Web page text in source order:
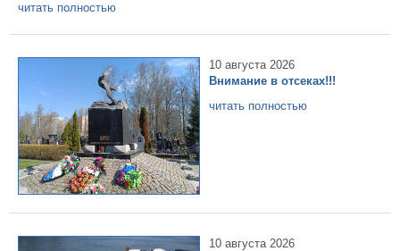
читать полностью
10 августа 2026
Внимание в отсеках!!!
читать полностью
10 августа 2026